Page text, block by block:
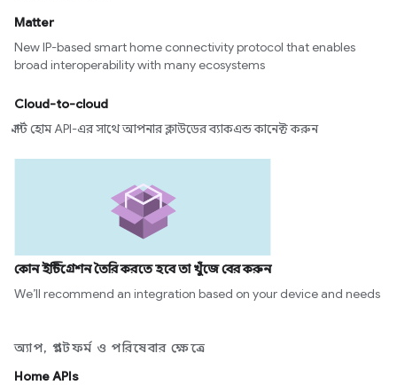
Matter
New IP-based smart home connectivity protocol that enables
broad interoperability with many ecosystems
Cloud-to-cloud
স্মার্ট হোম API-এর সাথে আপনার ক্লাউডের ব্যাকএন্ড কানেক্ট করুন
কোন ইন্টিগ্রেশন তৈরি করতে হবে তা খুঁজে বের করুন
We’ll recommend an integration based on your device and needs
অ্যাপ, প্ল্যাটফর্ম ও পরিষেবার ক্ষেত্রে
Home APIs